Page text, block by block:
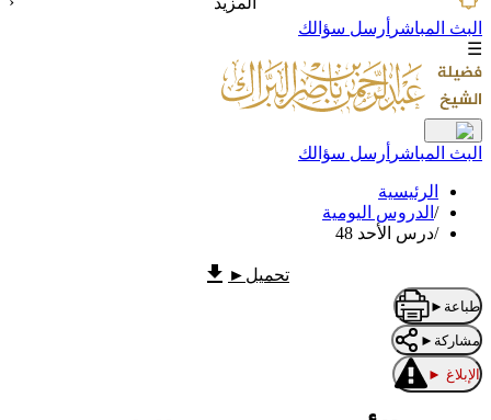
البث المباشر أرسل سؤالك
☰
البث المباشر أرسل سؤالك
الرئيسية
/ الدروس اليومية
/درس الأحد 48
تحميل ►
طباعة ►
مشاركة ►
الإبلاغ ►